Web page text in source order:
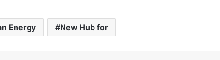
Energy New Hub for